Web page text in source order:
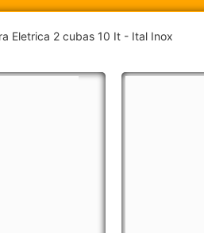
Eletrica 2 cubas 10 It - Ital Inox